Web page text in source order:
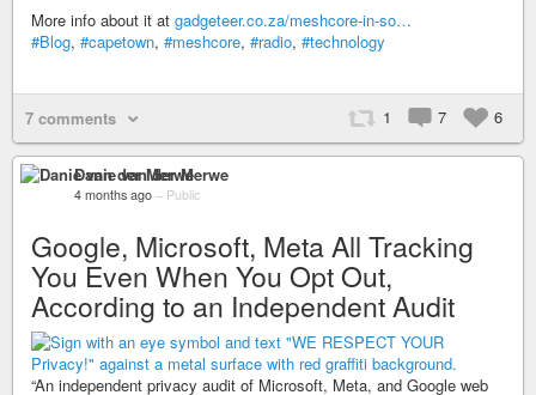
More info about it at gadgeteer.co.za/meshcore-in-so…
#Blog, #capetown, #meshcore, #radio, #technology
1 7 6
7 comments
Danie van der Merwe
4 months ago – Public
Google, Microsoft, Meta All Tracking
You Even When You Opt Out,
According to an Independent Audit
“An independent privacy audit of Microsoft, Meta, and Google web